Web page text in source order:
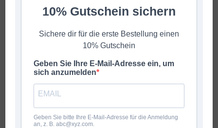
BY THE RIVERS OF BABYLON
Sie befinden sich hier:
BY THE RIVERS OF BABYLON
10% Gutschein sichern
Sichere dir für die erste Bestellung einen
10% Gutschein
Geben Sie Ihre E-Mail-Adresse ein, um
sich anzumelden
Geben Sie bitte Ihre E-Mail-Adresse für die Anmeldung
an, z. B. abc@xyz.com.